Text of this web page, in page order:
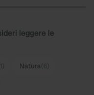
leggere le
Natura